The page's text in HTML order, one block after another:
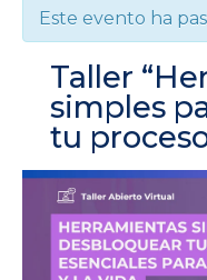
Este evento ha
Taller
simples
tu